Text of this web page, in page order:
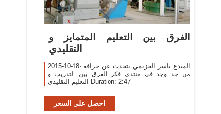
‫الفرق بين التعليم المتمايز و
التقليدي
2015-10-18· المبدع ياسر الحزيمي يتحدث عن خرافة
من جد وجد في منتدى فكر الفرق بين التدريب و
التعليم التقليدي Duration: 2:47
احصل على السعر